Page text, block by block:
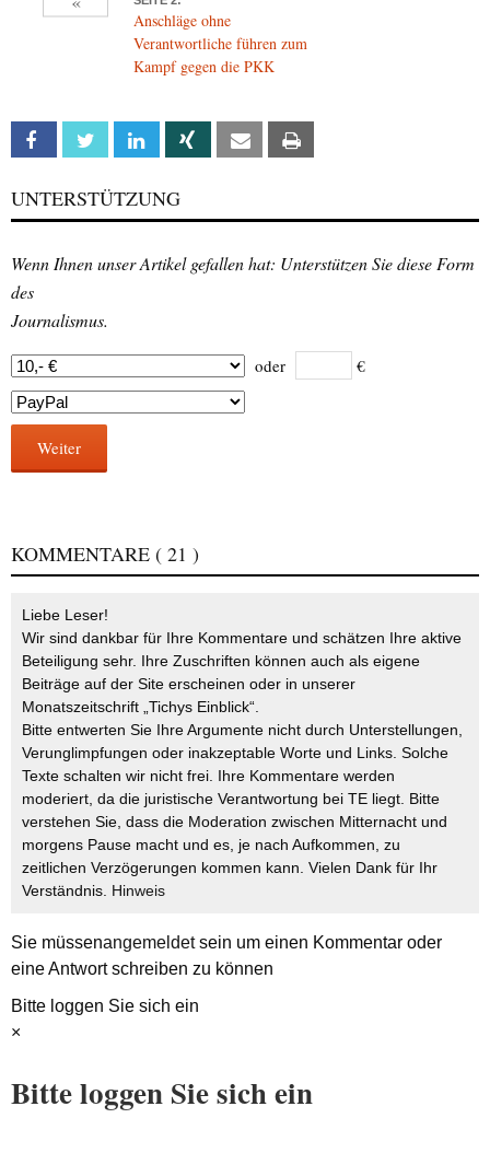
Anschläge ohne
Verantwortliche führen zum
Kampf gegen die PKK
Facebook Twitter Linkedin Xing Email
UNTERSTÜTZUNG
Wenn Ihnen unser Artikel gefallen hat: Unterstützen Sie diese Form
des
Journalismus.
oder €
Weiter
KOMMENTARE ( 21 )
Liebe Leser!
Wir sind dankbar für Ihre Kommentare und schätzen Ihre aktive
Beteiligung sehr. Ihre Zuschriften können auch als eigene
Beiträge auf der Site erscheinen oder in unserer
Monatszeitschrift „Tichys Einblick“.
Bitte entwerten Sie Ihre Argumente nicht durch Unterstellungen,
Verunglimpfungen oder inakzeptable Worte und Links. Solche
Texte schalten wir nicht frei. Ihre Kommentare werden
moderiert, da die juristische Verantwortung bei TE liegt. Bitte
verstehen Sie, dass die Moderation zwischen Mitternacht und
morgens Pause macht und es, je nach Aufkommen, zu
zeitlichen Verzögerungen kommen kann. Vielen Dank für Ihr
Verständnis. Hinweis
Sie müssenangemeldetsein um einen Kommentar oder
eine Antwort schreiben zu können
Bitte loggen Sie sich ein
×
Bitte loggen Sie sich ein